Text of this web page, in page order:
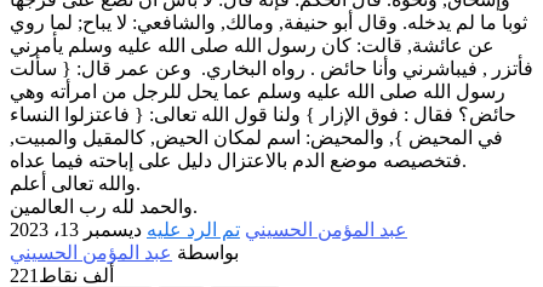
ثوبا ما لم يدخله. وقال أبو حنيفة, ومالك, والشافعي: لا يباح; لما روي
عن عائشة, قالت: كان رسول الله صلى الله عليه وسلم يأمرني
فأتزر , فيباشرني وأنا حائض . رواه البخاري. وعن عمر قال: { سألت
رسول الله صلى الله عليه وسلم عما يحل للرجل من امرأته وهي
حائض؟ فقال : فوق الإزار } ولنا قول الله تعالى: { فاعتزلوا النساء
في المحيض }, والمحيض: اسم لمكان الحيض, كالمقيل والمبيت,
فتخصيصه موضع الدم بالاعتزال دليل على إباحته فيما عداه.
والله تعالى أعلم.
والحمد لله رب العالمين.
عبد المؤمن الحسيني تم الرد عليه ديسمبر 13، 2023
بواسطة عبد المؤمن الحسيني
221ألف نقاط